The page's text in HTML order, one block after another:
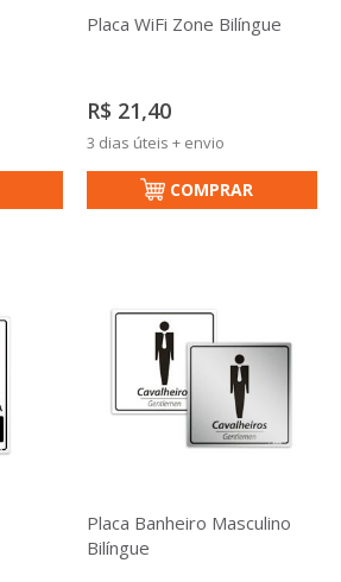
Placa WiFi Zone Bilíngue
R$ 21,40
3 dias úteis + envio
COMPRAR
Placa Banheiro Masculino
Bilíngue